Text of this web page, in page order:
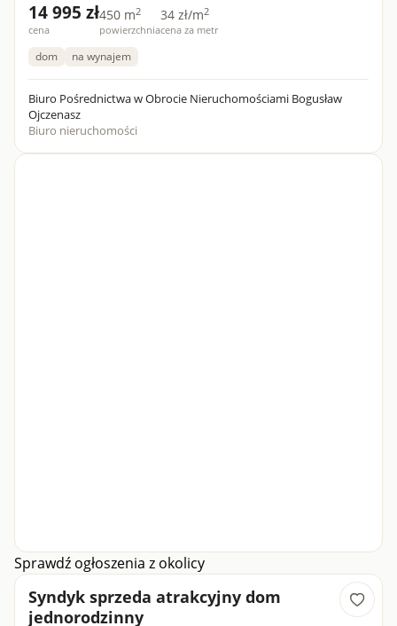
14 995 zł
cena
450 m2
powierzchnia
34 zł/m2
cena za metr
dom na wynajem
Biuro Pośrednictwa w Obrocie Nieruchomościami Bogusław
Ojczenasz
Biuro nieruchomości
Sprawdź ogłoszenia z okolicy
Syndyk sprzeda atrakcyjny dom
jednorodzinny